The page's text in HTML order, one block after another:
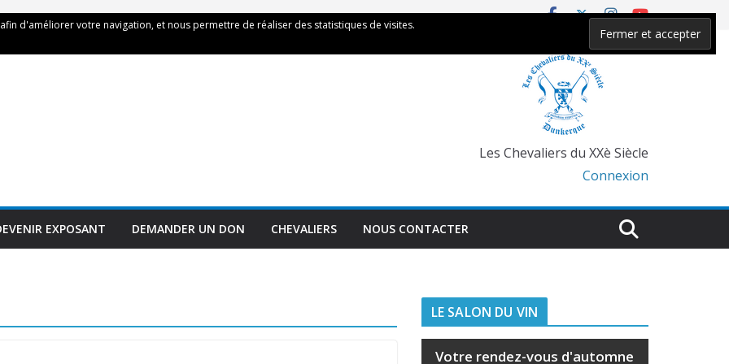
Les Chevaliers du XXè Siècle
Connexion
EXPOSANT DEMANDER UN DON CHEVALIERS NOUS CONTACTER
LE SALON DU VIN
Votre rendez-vous d'automne
d'améliorer votre navigation, et nous permettre de réaliser des statistiques de visites.